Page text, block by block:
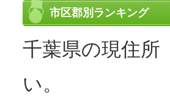
丁寧な作業
【サービス】
最後の掃除がよかった。
【料金】
市区郡別ランキング
千葉県の現住所
い。